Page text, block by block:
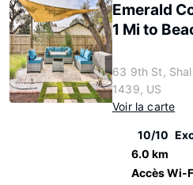
Emerald
1 Mi to
63 9th St,
1439, US
Voir la carte
10/10
6.0 km
Accès Wi-